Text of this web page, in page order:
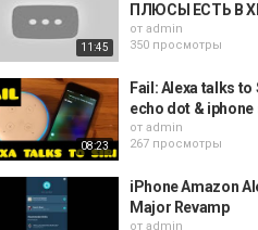
11:45
ПЛЮСЫ ЕСТЬ В
от admin
350 просмотры
08:23
Fail: Alexa talks to
echo dot & iphone
от admin
267 просмотры
iPhone Amazon
Major Revamp
от admin